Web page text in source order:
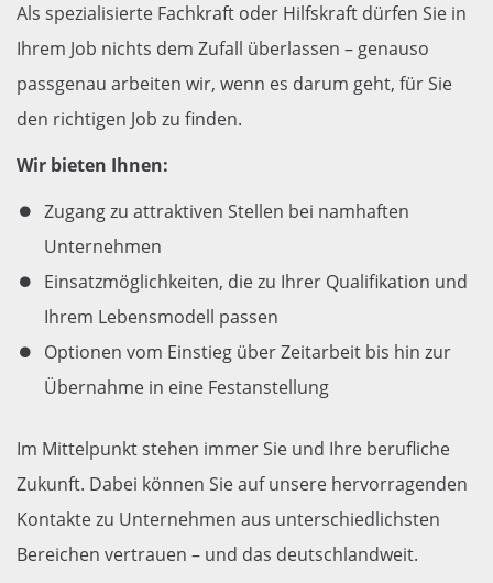
Als spezialisierte Fachkraft oder Hilfskraft dürfen Sie in
Ihrem Job nichts dem Zufall überlassen – genauso
passgenau arbeiten wir, wenn es darum geht, für Sie
den richtigen Job zu finden.
Wir bieten Ihnen:
Zugang zu attraktiven Stellen bei namhaften
Unternehmen
Einsatzmöglichkeiten, die zu Ihrer Qualifikation und
Ihrem Lebensmodell passen
Optionen vom Einstieg über Zeitarbeit bis hin zur
Übernahme in eine Festanstellung
Im Mittelpunkt stehen immer Sie und Ihre berufliche
Zukunft. Dabei können Sie auf unsere hervorragenden
Kontakte zu Unternehmen aus unterschiedlichsten
Bereichen vertrauen – und das deutschlandweit.